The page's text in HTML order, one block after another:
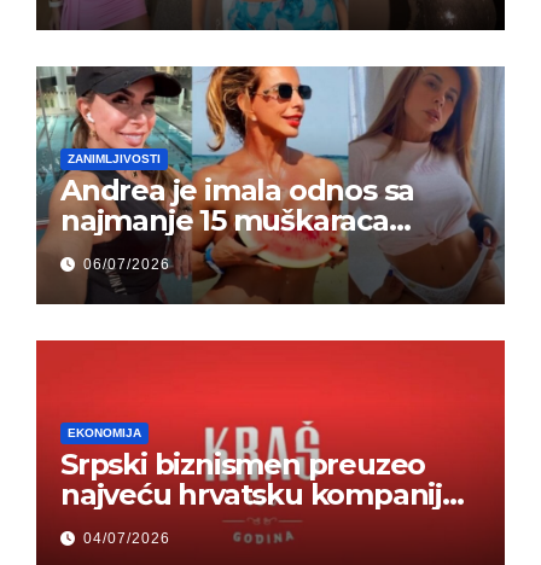
ZANIMLJIVOSTI
Andrea je imala odnos sa
najmanje 15 muškaraca
odjednom – „Doktor mi je
rekao…“ (FOTO)
06/07/2026
EKONOMIJA
Srpski biznismen preuzeo
najveću hrvatsku kompaniju i
ponos zemlje – Hrvati ne
mogu da veruju
04/07/2026